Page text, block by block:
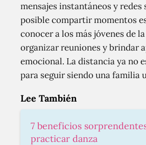
mensajes instantáneos y redes
posible compartir momentos
conocer a los más jóvenes de
organizar reuniones y brindar
emocional. La distancia ya no
para seguir siendo una familia
Lee También
7 beneficios
practicar danza